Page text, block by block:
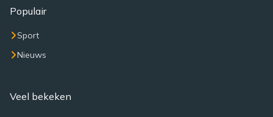
Populair
Sport
Nieuws
Veel bekeken